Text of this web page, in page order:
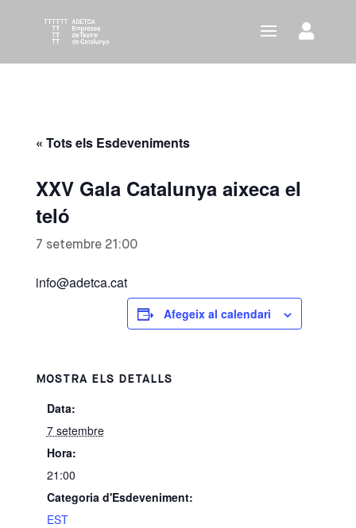
« Tots els Esdeveniments
XXV Gala Catalunya aixeca el
teló
7 setembre 21:00
info@adetca.cat
Afegeix al calendari
MOSTRA ELS DETALLS
Data:
7 setembre
Hora:
21:00
Categoria d'Esdeveniment:
EST